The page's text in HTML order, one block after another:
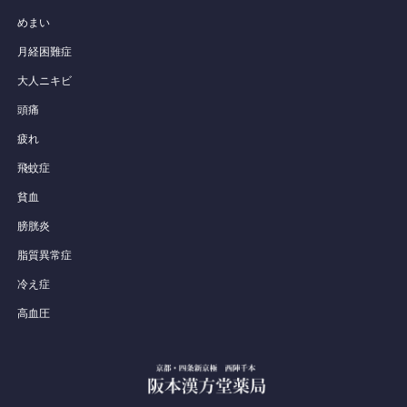
めまい
月経困難症
大人ニキビ
頭痛
疲れ
飛蚊症
貧血
膀胱炎
脂質異常症
冷え症
高血圧